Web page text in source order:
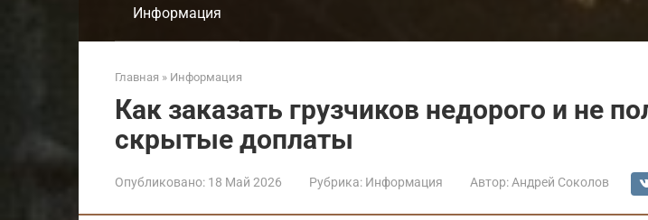
Информация
Главная » Информация
Как заказать грузчиков недорого и не
скрытые доплаты
Опубликовано: 18 Май 2026 Рубрика: Информация Автор: Андрей Соколов